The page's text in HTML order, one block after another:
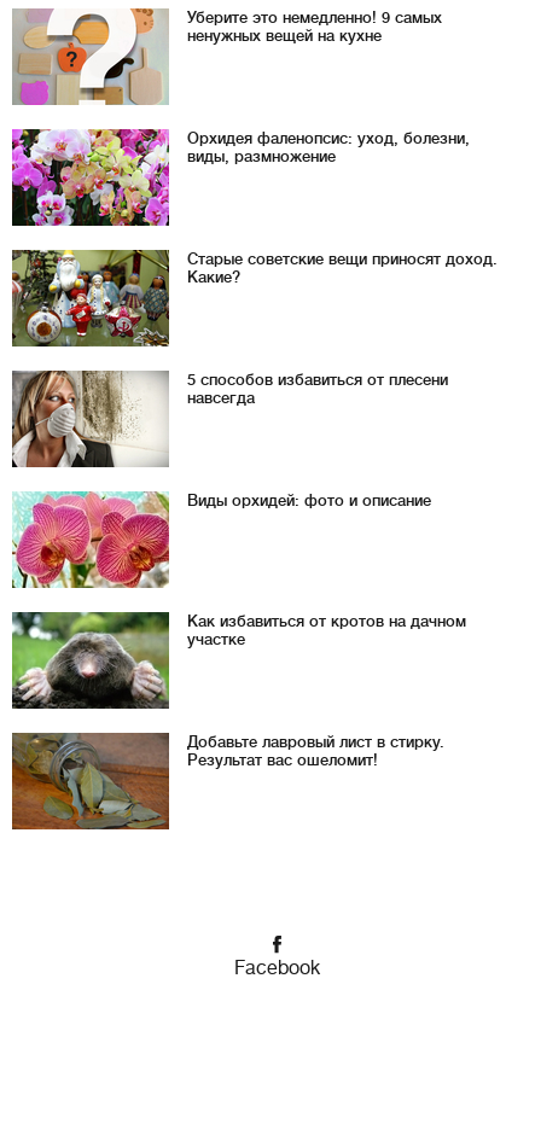
Уберите это немедленно! 9 самых
ненужных вещей на кухне
Орхидея фаленопсис: уход, болезни,
виды, размножение
Старые советские вещи приносят доход.
Какие?
5 способов избавиться от плесени
навсегда
Виды орхидей: фото и описание
Как избавиться от кротов на дачном
участке
Добавьте лавровый лист в стирку.
Результат вас ошеломит!
Facebook